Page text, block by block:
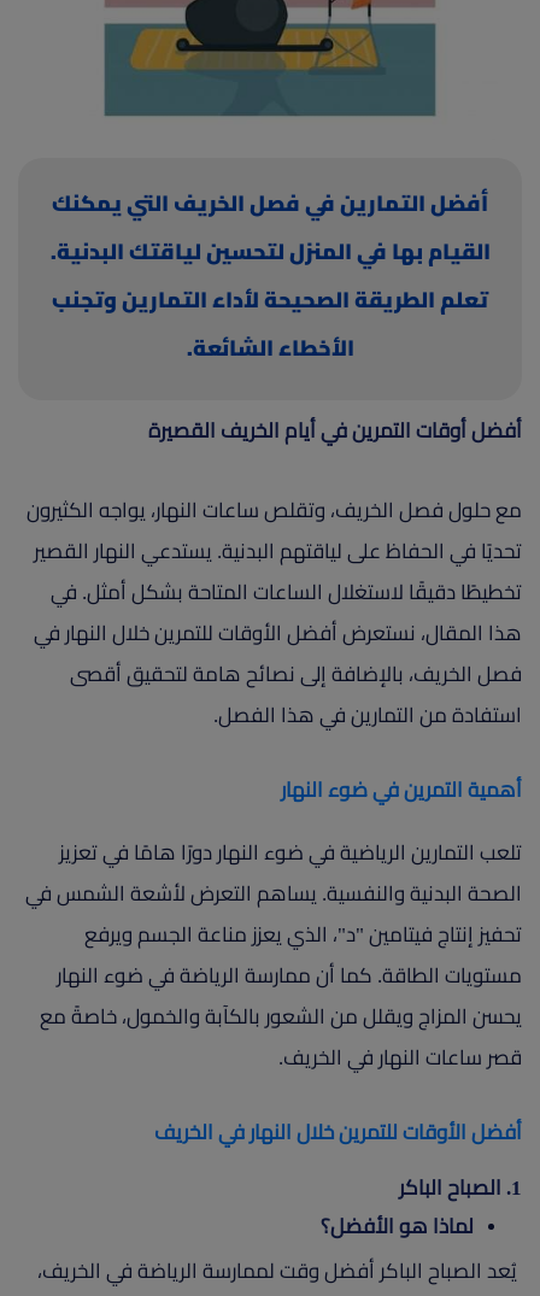
(current)
أفضل التمارين في فصل الخريف التي يمكنك
القيام بها في المنزل لتحسين لياقتك البدنية.
تعلم الطريقة الصحيحة لأداء التمارين وتجنب
الأخطاء الشائعة.
أفضل أوقات التمرين في أيام الخريف القصيرة
مع حلول فصل الخريف، وتقلص ساعات النهار، يواجه الكثيرون
تحديًا في الحفاظ على لياقتهم البدنية. يستدعي النهار القصير
تخطيطًا دقيقًا لاستغلال الساعات المتاحة بشكل أمثل. في
هذا المقال، نستعرض أفضل الأوقات للتمرين خلال النهار في
فصل الخريف، بالإضافة إلى نصائح هامة لتحقيق أقصى
استفادة من التمارين في هذا الفصل.
أهمية التمرين في ضوء النهار
تلعب التمارين الرياضية في ضوء النهار دورًا هامًا في تعزيز
الصحة البدنية والنفسية. يساهم التعرض لأشعة الشمس في
تحفيز إنتاج فيتامين "د"، الذي يعزز مناعة الجسم ويرفع
مستويات الطاقة. كما أن ممارسة الرياضة في ضوء النهار
يحسن المزاج ويقلل من الشعور بالكآبة والخمول، خاصةً مع
قصر ساعات النهار في الخريف.
أفضل الأوقات للتمرين خلال النهار في الخريف
1. الصباح الباكر
لماذا هو الأفضل؟
يُعد الصباح الباكر أفضل وقت لممارسة الرياضة في الخريف،